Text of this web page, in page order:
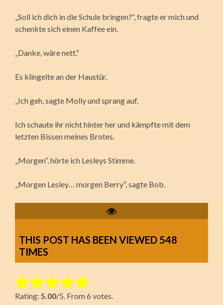
„Soll ich dich in die Schule bringen?“, fragte er mich und
schenkte sich einen Kaffee ein.
„Danke, wäre nett.“
Es klingelte an der Haustür.
„Ich geh, sagte Molly und sprang auf.
Ich schaute ihr nicht hinter her und kämpfte mit dem
letzten Bissen meines Brotes.
„Morgen“, hörte ich Lesleys Stimme.
„Morgen Lesley… morgen Berry“, sagte Bob.
THIS POST HAS BEEN VIEWED 548
TIMES
Rate this item:
Submit Rating
Rating: 5.00/5. From 6 votes.